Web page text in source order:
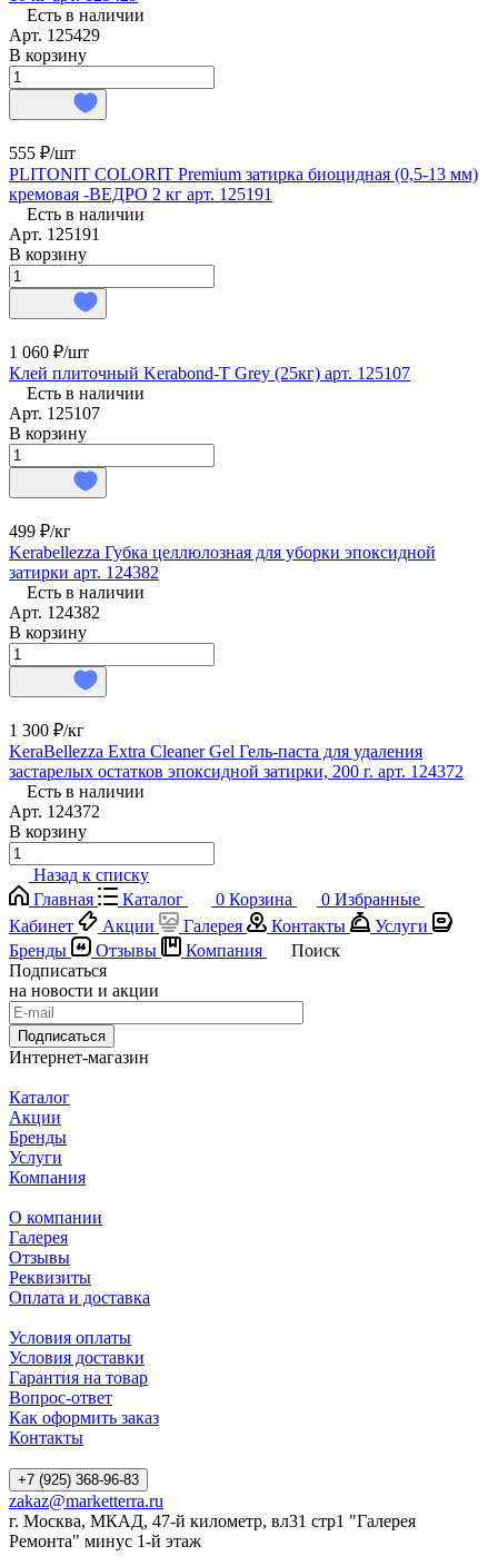
Есть в наличии
Арт. 125429
В корзину
555 ₽/шт
PLITONIT COLORIT Premium затирка биоцидная (0,5-13 мм)
кремовая -ВЕДРО 2 кг арт. 125191
Есть в наличии
Арт. 125191
В корзину
1 060 ₽/шт
Клей плиточный Kerabond-T Grey (25кг) арт. 125107
Есть в наличии
Арт. 125107
В корзину
499 ₽/кг
Kerabellezza Губка целлюлозная для уборки эпоксидной
затирки арт. 124382
Есть в наличии
Арт. 124382
В корзину
1 300 ₽/кг
KeraBellezza Extra Cleaner Gel Гель-паста для удаления
застарелых остатков эпоксидной затирки, 200 г. арт. 124372
Есть в наличии
Арт. 124372
В корзину
Назад к списку
Главная
Каталог 0 Корзина 0 Избранные
Кабинет
Акции Галерея Контакты
Услуги
Бренды
Отзывы Компания
Поиск
Подписаться
на новости и акции
Подписаться
Интернет-магазин
Каталог
Акции
Бренды
Услуги
Компания
О компании
Галерея
Отзывы
Реквизиты
Оплата и доставка
Условия оплаты
Условия доставки
Гарантия на товар
Вопрос-ответ
Как оформить заказ
Контакты
+7 (925) 368-96-83
zakaz@marketterra.ru
г. Москва, МКАД, 47-й километр, вл31 стр1 "Галерея
Ремонта" минус 1-й этаж